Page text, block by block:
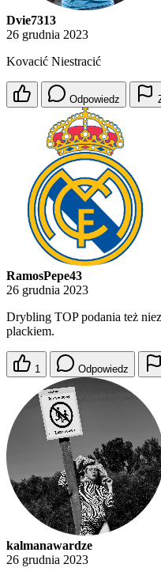
Dvie7313
26 grudnia 2023
Kovacić Niestracić
Odpowiedz
RamosPepe43
26 grudnia 2023
Drybling TOP podania też
plackiem.
1 Odpowiedz
kalmanawardze
26 grudnia 2023